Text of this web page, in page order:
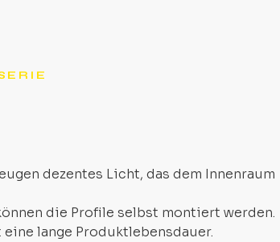
dezentes Licht, das dem Innenraum
die Profile selbst montiert werden.
lange Produktlebensdauer.